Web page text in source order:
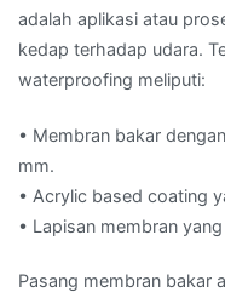
adalah aplikasi atau
kedap terhadap udara.
waterproofing meliputi:
• Membran bakar
mm.
• Acrylic based coating
• Lapisan membran
Pasang membran bakar